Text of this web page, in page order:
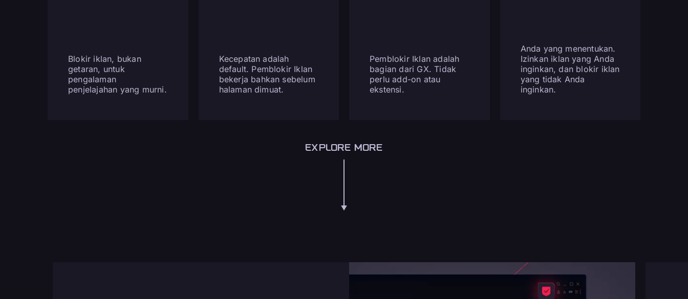
Blokir iklan, bukan
getaran, untuk
pengalaman
penjelajahan yang murni.
Kecepatan adalah
default. Pemblokir Iklan
bekerja bahkan sebelum
halaman dimuat.
Pemblokir Iklan adalah
bagian dari GX. Tidak
perlu add-on atau
ekstensi.
Anda yang menentukan.
Izinkan iklan yang Anda
inginkan, dan blokir iklan
yang tidak Anda
inginkan.
EXPLORE MORE